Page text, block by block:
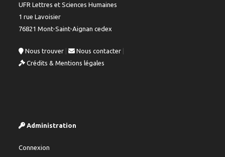
UFR Lettres et Sciences Humaines
1 rue Lavoisier
76821 Mont-Saint-Aignan cedex
Nous trouver | Nous contacter
Crédits & Mentions légales
Administration
Connexion